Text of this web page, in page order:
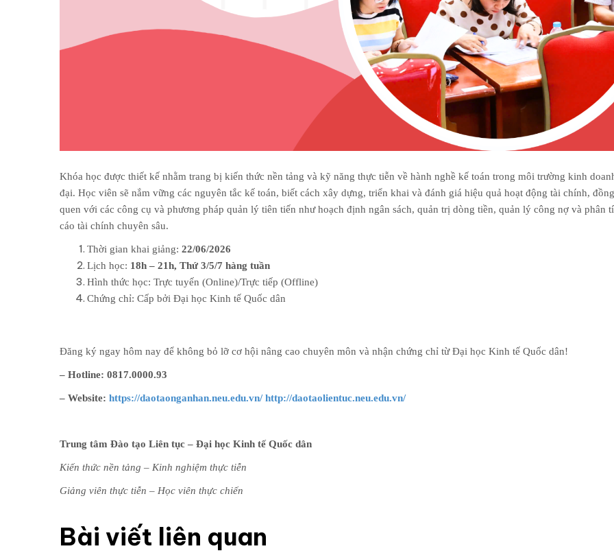
Khóa học được thiết kế nhằm trang bị kiến thức nền tảng và kỹ năng thực tiễn về hành nghề kế toán trong môi trường kinh
đại. Học viên sẽ nắm vững các nguyên tắc kế toán, biết cách xây dựng, triển khai và đánh giá hiệu quả hoạt động tài chính,
quen với các công cụ và phương pháp quản lý tiên tiến như hoạch định ngân sách, quản trị dòng tiền, quản lý công nợ và phân
cáo tài chính chuyên sâu.
Thời gian khai giảng: 22/06/2026
Lịch học: 18h – 21h, Thứ 3/5/7 hàng tuần
Hình thức học: Trực tuyến (Online)/Trực tiếp (Offline)
Chứng chỉ: Cấp bởi Đại học Kinh tế Quốc dân
Đăng ký ngay hôm nay để không bỏ lỡ cơ hội nâng cao chuyên môn và nhận chứng chỉ từ Đại học Kinh tế Quốc dân!
– Hotline: 0817.0000.93
– Website: https://daotaonganhan.neu.edu.vn/ http://daotaolientuc.neu.edu.vn/
Trung tâm Đào tạo Liên tục – Đại học Kinh tế Quốc dân
Kiến thức nền tảng – Kinh nghiệm thực tiễn
Giảng viên thực tiễn – Học viên thực chiến
Bài viết liên quan